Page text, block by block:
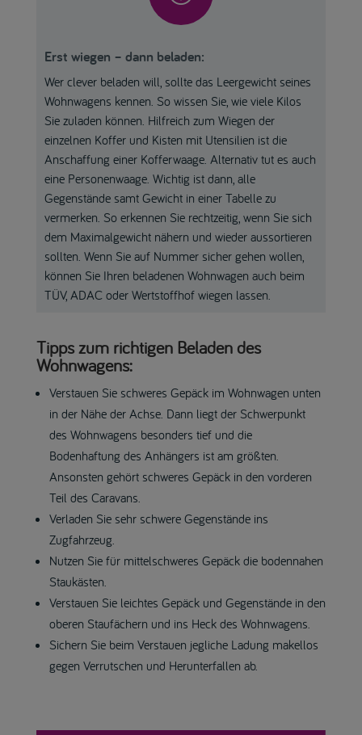
Erst wiegen – dann beladen:
Wer clever beladen will, sollte das Leergewicht seines
Wohnwagens kennen. So wissen Sie, wie viele Kilos
Sie zuladen können. Hilfreich zum Wiegen der
einzelnen Koffer und Kisten mit Utensilien ist die
Anschaffung einer Kofferwaage. Alternativ tut es auch
eine Personenwaage. Wichtig ist dann, alle
Gegenstände samt Gewicht in einer Tabelle zu
vermerken. So erkennen Sie rechtzeitig, wenn Sie sich
dem Maximalgewicht nähern und wieder aussortieren
sollten. Wenn Sie auf Nummer sicher gehen wollen,
können Sie Ihren beladenen Wohnwagen auch beim
TÜV, ADAC oder Wertstoffhof wiegen lassen.
Tipps zum richtigen Beladen des
Wohnwagens:
Verstauen Sie schweres Gepäck im Wohnwagen unten
in der Nähe der Achse. Dann liegt der Schwerpunkt
des Wohnwagens besonders tief und die
Bodenhaftung des Anhängers ist am größten.
Ansonsten gehört schweres Gepäck in den vorderen
Teil des Caravans.
Verladen Sie sehr schwere Gegenstände ins
Zugfahrzeug.
Nutzen Sie für mittelschweres Gepäck die bodennahen
Staukästen.
Verstauen Sie leichtes Gepäck und Gegenstände in den
oberen Staufächern und ins Heck des Wohnwagens.
Sichern Sie beim Verstauen jegliche Ladung makellos
gegen Verrutschen und Herunterfallen ab.